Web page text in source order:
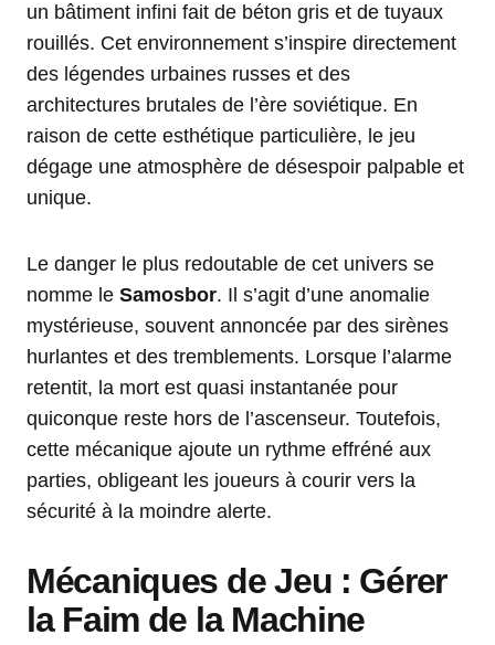
un bâtiment infini fait de béton gris et de tuyaux
rouillés. Cet environnement s’inspire directement
des légendes urbaines russes et des
architectures brutales de l’ère soviétique. En
raison de cette esthétique particulière, le jeu
dégage une atmosphère de désespoir palpable et
unique.
Le danger le plus redoutable de cet univers se
nomme le Samosbor. Il s’agit d’une anomalie
mystérieuse, souvent annoncée par des sirènes
hurlantes et des tremblements. Lorsque l’alarme
retentit, la mort est quasi instantanée pour
quiconque reste hors de l’ascenseur. Toutefois,
cette mécanique ajoute un rythme effréné aux
parties, obligeant les joueurs à courir vers la
sécurité à la moindre alerte.
Mécaniques de Jeu : Gérer
la Faim de la Machine